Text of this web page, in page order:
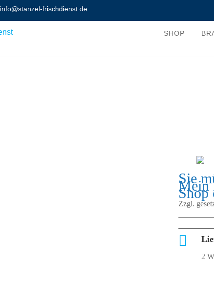
info@stanzel-frischdienst.de
SHOP
Sie
Mein
Shop
Zzgl.

2